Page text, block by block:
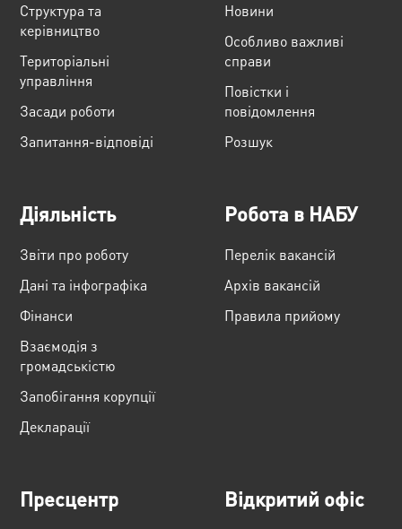
Структура та
керівництво
Територіальні
управління
Засади роботи
Запитання-відповіді
Новини
Особливо важливі
справи
Повістки і
повідомлення
Розшук
Діяльність
Звіти про роботу
Дані та інфографіка
Фінанси
Взаємодія з
громадськістю
Запобігання корупції
Декларації
Робота в НАБУ
Перелік вакансій
Архів вакансій
Правила прийому
Пресцентр Відкритий офіс